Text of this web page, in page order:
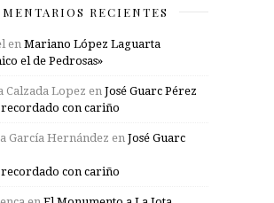
RECIENTES
en Mariano López Laguarta
el de Pedrosas»
Calzada Lopez en José Guarc Pérez
con cariño
García Hernández en José Guarc
con cariño